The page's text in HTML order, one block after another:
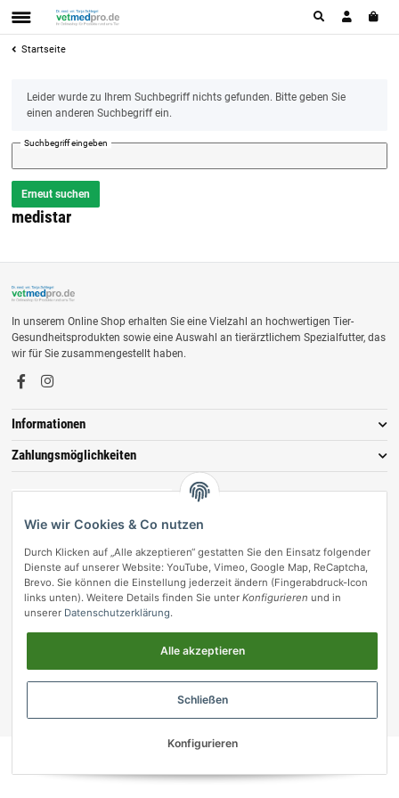
Startseite
xLeider wurde zu Ihrem Suchbegriff nichts gefunden. Bitte geben Sie
einen anderen Suchbegriff ein.
Suchbegriff eingeben
Erneut suchen
medistar
In unserem Online Shop erhalten Sie eine Vielzahl an hochwertigen Tier-
Gesundheitsprodukten sowie eine Auswahl an tierärztlichem Spezialfutter, das
wir für Sie zusammengestellt haben.
Informationen
Zahlungsmöglichkeiten
Vertrag widerrufen
© vetmedpro.de• * Alle Preise inkl. gesetzlicher USt., zzgl.Versand.
vetmedpro.de
Wie wir Cookies & Co nutzen
Durch Klicken auf „Alle akzeptieren“ gestatten Sie den Einsatz folgender
Dienste auf unserer Website: YouTube, Vimeo, Google Map, ReCaptcha,
Brevo. Sie können die Einstellung jederzeit ändern (Fingerabdruck-Icon
links unten). Weitere Details finden Sie unter Konfigurieren und in
unserer Datenschutzerklärung.
Alle akzeptieren
Schließen
Konfigurieren